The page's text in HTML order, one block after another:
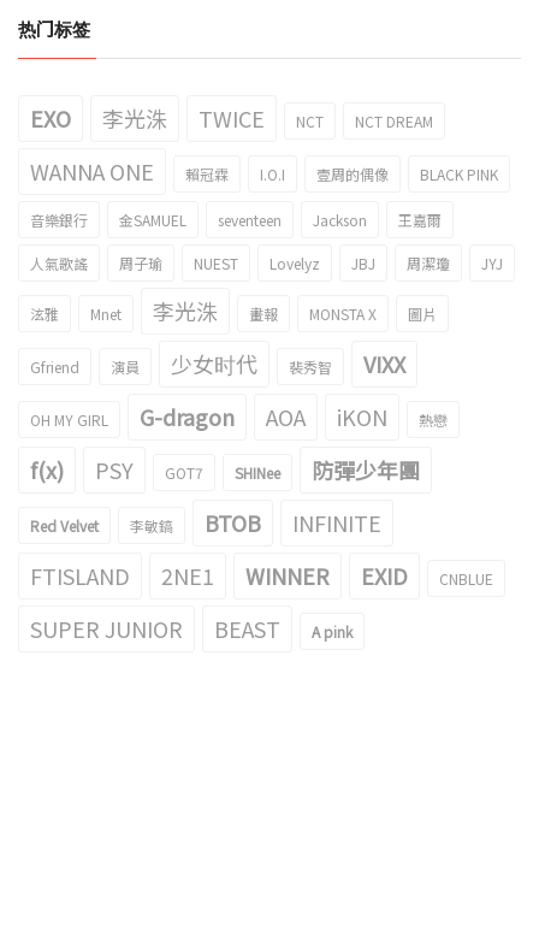
热门标签
EXO 李光洙 TWICE NCT NCT DREAM
WANNA ONE 賴冠霖 I.O.I 壹周的偶像 BLACK PINK
音樂銀行 金SAMUEL seventeen Jackson 王嘉爾
人氣歌謠 周子瑜 NUEST Lovelyz JBJ 周潔瓊 JYJ
泫雅 Mnet 李光洙 畫報 MONSTA X 圖片
Gfriend 演員 少女时代 裴秀智 VIXX
OH MY GIRL G-dragon AOA iKON 熱戀
f(x) PSY GOT7 SHINee 防彈少年團
Red Velvet 李敏鎬 BTOB
INFINITE
FTISLAND
2NE1 WINNER EXID CNBLUE
SUPER JUNIOR BEAST A pink